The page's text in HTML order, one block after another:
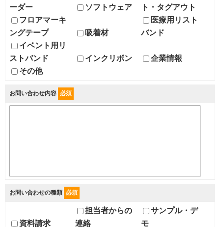
ーダー ソフトウェア
ト・タグアウト
フロアマーキ
ングテープ
吸着材
医療用リスト
バンド
イベント用リ
ストバンド
インクリボン
企業情報
その他
お問い合わせ内容 必須
お問い合わせの種類 必須
資料請求
担当者からの
連絡
サンプル・デ
モ